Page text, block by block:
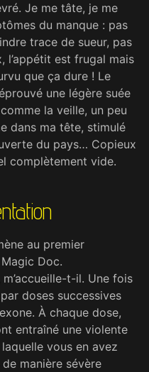
Je me tâte, je me
du manque : pas
trace de sueur, pas
l’appétit est frugal mais
que ça dure ! Le
une légère suée
la veille, un peu
dans ma tête, stimulé
du pays… Copieux
complètement vide.
au premier
Doc.
m’accueille-t-il. Une fois
doses successives
À chaque dose,
entraîné une violente
vous en avez
manière sévère